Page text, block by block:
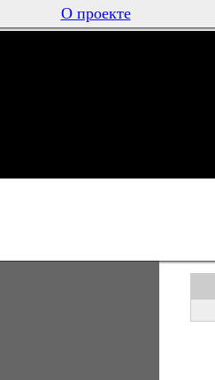
О проекте